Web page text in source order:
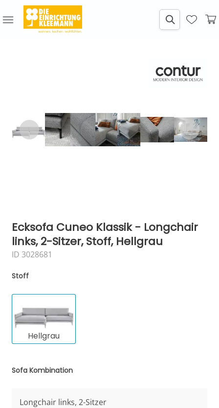
Ecksofa Cuneo Klassik - Longchair
links, 2-Sitzer, Stoff, Hellgrau
ID 3028681
Stoff
Hellgrau
Sofa Kombination
Longchair links, 2-Sitzer